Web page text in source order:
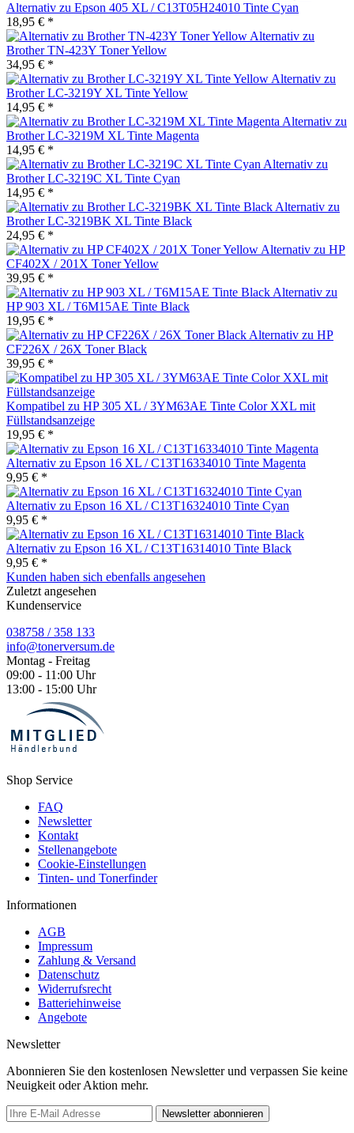
Alternativ zu Epson 405 XL / C13T05H24010 Tinte Cyan
18,95 € *
Alternativ zu
Brother TN-423Y Toner Yellow
34,95 € *
Alternativ zu
Brother LC-3219Y XL Tinte Yellow
14,95 € *
Alternativ zu
Brother LC-3219M XL Tinte Magenta
14,95 € *
Alternativ zu
Brother LC-3219C XL Tinte Cyan
14,95 € *
Alternativ zu
Brother LC-3219BK XL Tinte Black
24,95 € *
Alternativ zu HP
CF402X / 201X Toner Yellow
39,95 € *
Alternativ zu
HP 903 XL / T6M15AE Tinte Black
19,95 € *
Alternativ zu HP
CF226X / 26X Toner Black
39,95 € *
Kompatibel zu HP 305 XL / 3YM63AE Tinte Color XXL mit
Füllstandsanzeige
19,95 € *
Alternativ zu Epson 16 XL / C13T16334010 Tinte Magenta
9,95 € *
Alternativ zu Epson 16 XL / C13T16324010 Tinte Cyan
9,95 € *
Alternativ zu Epson 16 XL / C13T16314010 Tinte Black
9,95 € *
Kunden haben sich ebenfalls angesehen
Zuletzt angesehen
Kundenservice
038758 / 358 133
info@tonerversum.de
Montag - Freitag
09:00 - 11:00 Uhr
13:00 - 15:00 Uhr
Shop Service
FAQ
Newsletter
Kontakt
Stellenangebote
Cookie-Einstellungen
Tinten- und Tonerfinder
Informationen
AGB
Impressum
Zahlung & Versand
Datenschutz
Widerrufsrecht
Batteriehinweise
Angebote
Newsletter
Abonnieren Sie den kostenlosen Newsletter und verpassen Sie keine
Neuigkeit oder Aktion mehr.
Newsletter abonnieren